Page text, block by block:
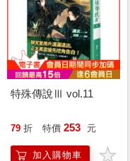
特殊傳說Ⅲ vol.11
79 折 特價 253 元
加入購物車